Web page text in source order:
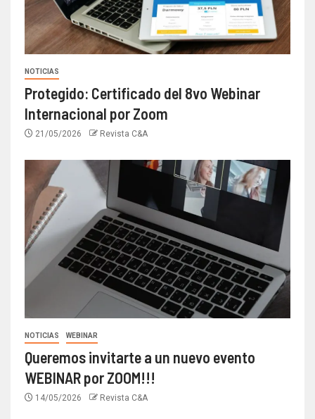
NOTICIAS
Protegido: Certificado del 8vo Webinar
Internacional por Zoom
21/05/2026 Revista C&A
NOTICIAS WEBINAR
Queremos invitarte a un nuevo evento
WEBINAR por ZOOM!!!
14/05/2026 Revista C&A